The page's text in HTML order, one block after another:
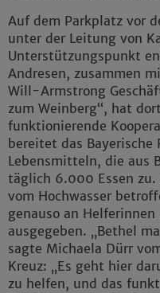
Auf dem Parkplatz vor
unter der Leitung von
Unterstützungspunkt
Andresen, zusammen
Will-Armstrong
zum Weinberg“, hat
funktionierende
bereitet das Bayerische
Lebensmitteln, die aus
täglich 6.000 Essen zu.
vom Hochwasser
genauso an
ausgegeben. „Bethel
sagte Michaela Dürr
Kreuz: „Es geht hier
zu helfen, und das